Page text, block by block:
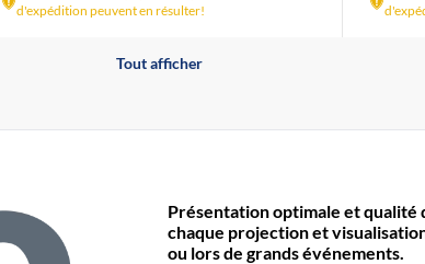
d'expédition peuvent en résulter!
Tout afficher
Présentation optimale et qualité
chaque projection et
ou lors de grands événements.